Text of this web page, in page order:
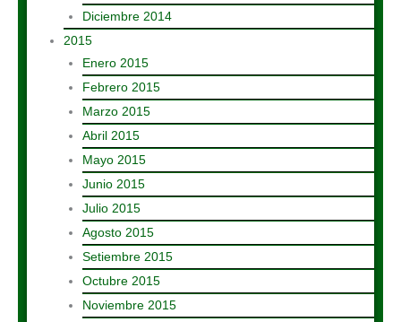
Diciembre 2014
2015
Enero 2015
Febrero 2015
Marzo 2015
Abril 2015
Mayo 2015
Junio 2015
Julio 2015
Agosto 2015
Setiembre 2015
Octubre 2015
Noviembre 2015